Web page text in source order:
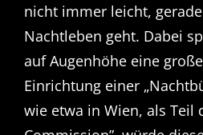
nicht immer leicht,
Nachtleben geht. Dabei
auf Augenhöhe eine
Einrichtung einer
wie etwa in Wien, als Teil